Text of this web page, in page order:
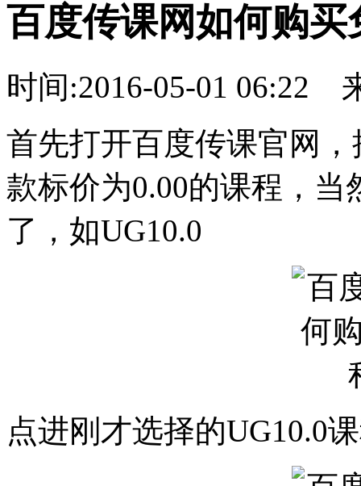
百度传课网如何购买
时间:2016-05-01 06:22
首先打开百度传课官网
款标价为0.00的课程，
了，如UG10.0
点进刚才选择的UG10.0